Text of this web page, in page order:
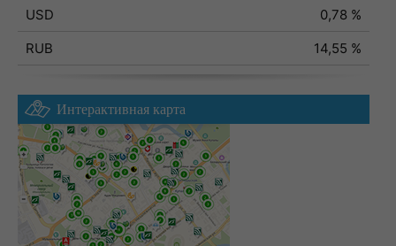
USD
0,78 %
RUB
14,55 %
Интерактивная карта